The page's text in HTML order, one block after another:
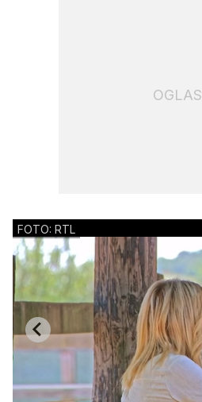
OGLAS
FOTO: RTL